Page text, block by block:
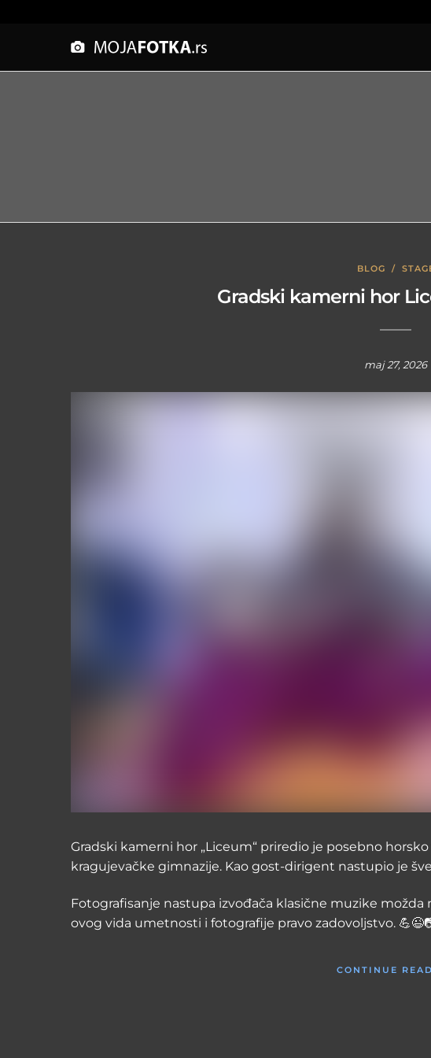
BLOG /
Gradski kamerni hor
maj 27, 2026
Gradski kamerni hor „Liceum“ priredio je posebno horsko
kragujevačke gimnazije. Kao gost-dirigent nastupio je
Fotografisanje nastupa izvođača klasične muzike možda
ovog vida umetnosti i fotografije pravo zadovoljstvo.
CONTINUE